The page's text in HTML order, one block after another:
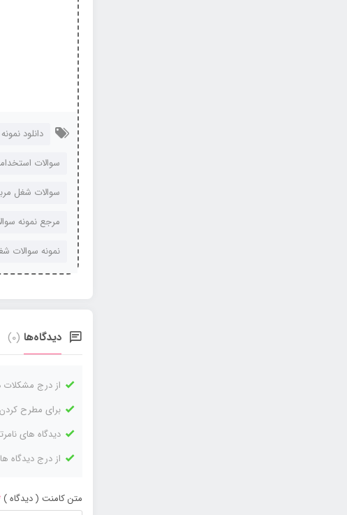
دانلود
سوالات
سوالات شغل
مرجع نمونه
نمونه سوالات
دیدگاه‌ها (0)
از درج مشکلات
برای مطرح
دیدگاه های
از درج دیدگاه
متن کامنت ( دیدگاه )